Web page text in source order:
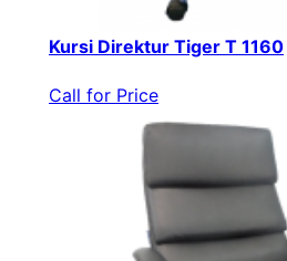
Kursi Direktur Tiger T 1160
Call for Price